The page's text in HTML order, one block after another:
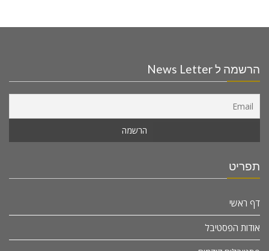
הרשמה ל News Letter
תפריט
דף ראשי
אודות הפסטיבל